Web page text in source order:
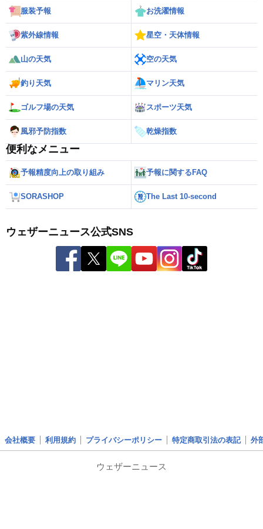
服装予報 お洗濯情報
紫外線情報 星空・天体情報
山の天気 空の天気
釣り天気 マリン天気
ゴルフ場の天気 スポーツ天気
風邪予防指数 乾燥指数
便利なメニュー
予報精度向上の取り組み 予報に関するFAQ
SORASHOP The Last 10-second
ウェザーニュース公式SNS
会社概要 利用規約 プライバシーポリシー 特定商取引法の表記 外
ウェザーニュース